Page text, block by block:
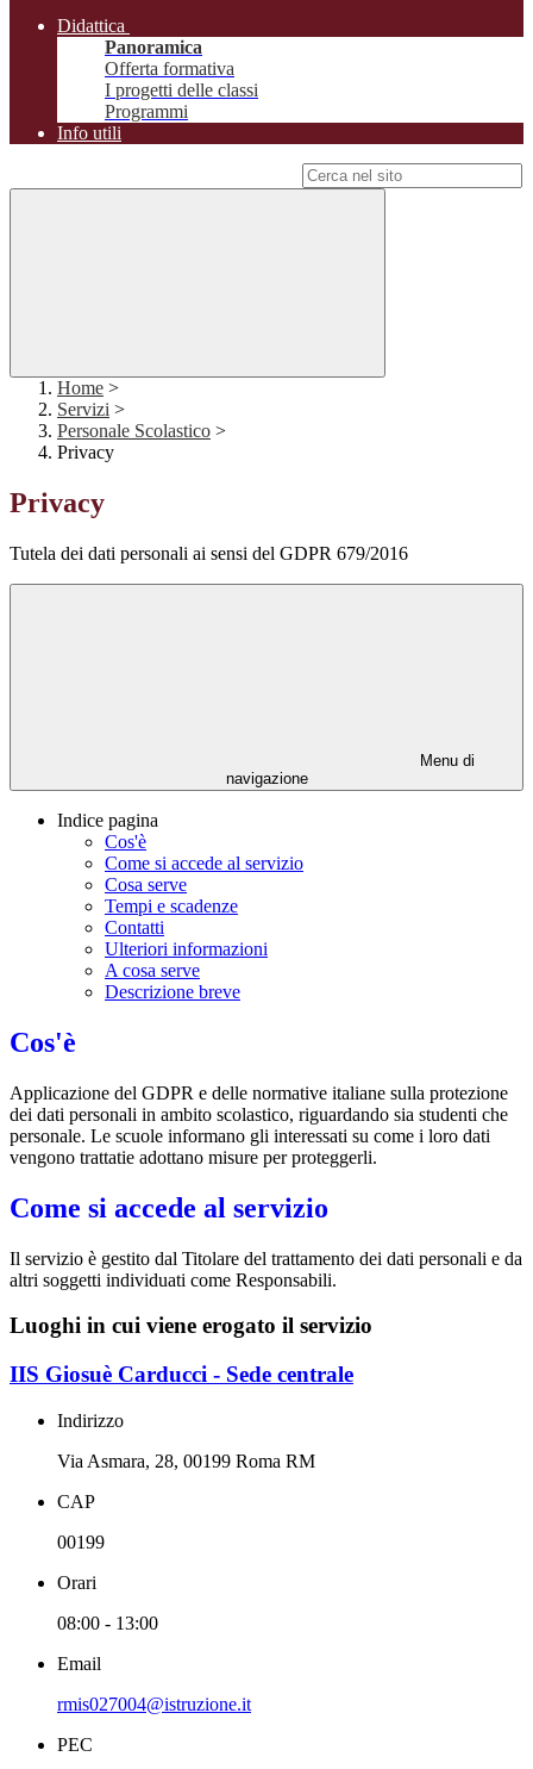
Didattica
Panoramica
Offerta formativa
I progetti delle classi
Programmi
Info utili
Home >
Servizi >
Personale Scolastico >
Privacy
Privacy
Tutela dei dati personali ai sensi del GDPR 679/2016
Menu di
navigazione
Indice pagina
Cos'è
Come si accede al servizio
Cosa serve
Tempi e scadenze
Contatti
Ulteriori informazioni
A cosa serve
Descrizione breve
Cos'è
Applicazione del GDPR e delle normative italiane sulla protezione
dei dati personali in ambito scolastico, riguardando sia studenti che
personale. Le scuole informano gli interessati su come i loro dati
vengono trattatie adottano misure per proteggerli.
Come si accede al servizio
Il servizio è gestito dal Titolare del trattamento dei dati personali e da
altri soggetti individuati come Responsabili.
Luoghi in cui viene erogato il servizio
IIS Giosuè Carducci - Sede centrale
Indirizzo
Via Asmara, 28, 00199 Roma RM
CAP
00199
Orari
08:00 - 13:00
Email
rmis027004@istruzione.it
PEC